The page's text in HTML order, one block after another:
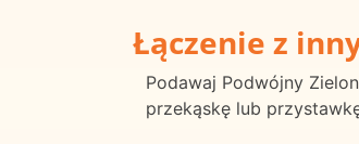
Łączenie z
Podawaj Podwójny
przekąskę lub